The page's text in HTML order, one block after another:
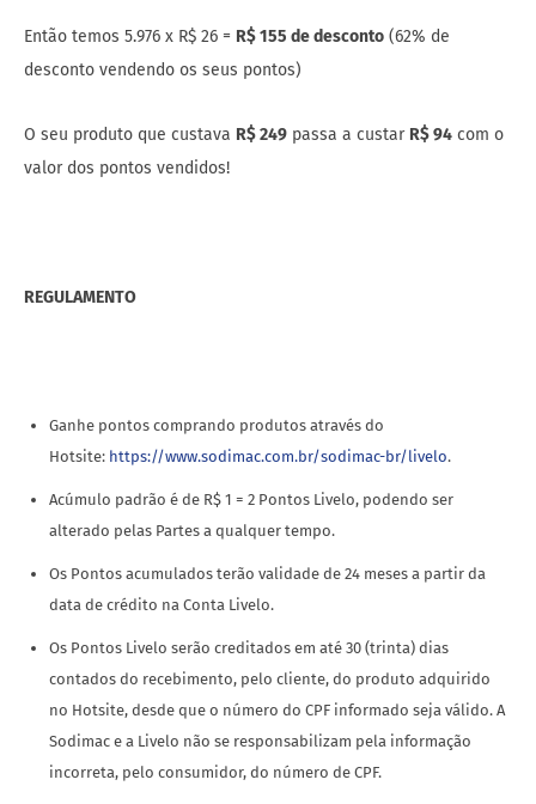
Então temos 5.976 x R$ 26 = R$ 155 de desconto (62% de
desconto vendendo os seus pontos)
O seu produto que custava R$ 249 passa a custar R$ 94 com o
valor dos pontos vendidos!
REGULAMENTO
Ganhe pontos comprando produtos através do
Hotsite: https://www.sodimac.com.br/sodimac-br/livelo.
Acúmulo padrão é de R$ 1 = 2 Pontos Livelo, podendo ser
alterado pelas Partes a qualquer tempo.
Os Pontos acumulados terão validade de 24 meses a partir da
data de crédito na Conta Livelo.
Os Pontos Livelo serão creditados em até 30 (trinta) dias
contados do recebimento, pelo cliente, do produto adquirido
no Hotsite, desde que o número do CPF informado seja válido. A
Sodimac e a Livelo não se responsabilizam pela informação
incorreta, pelo consumidor, do número de CPF.